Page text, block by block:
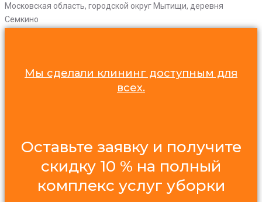
Московская область, городской округ Мытищи, деревня
Семкино
Мы сделали клининг доступным для
всех.
Оставьте заявку и получите
скидку 10 % на полный
комплекс услуг уборки